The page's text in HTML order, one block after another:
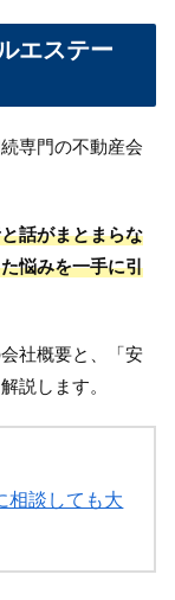
エステー
専門の不動産会
話がまとまらな
悩みを一手に引
社概要と、「安
説します。
相談しても大